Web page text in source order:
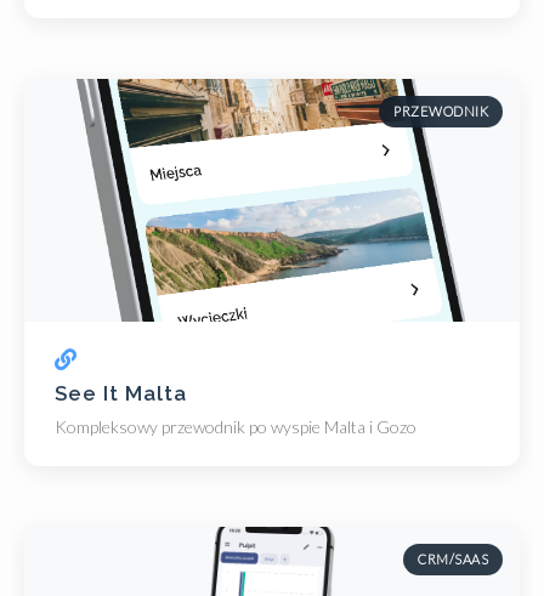
PRZEWODNIK
See It Malta
Kompleksowy przewodnik po wyspie Malta i Gozo
CRM/SAAS